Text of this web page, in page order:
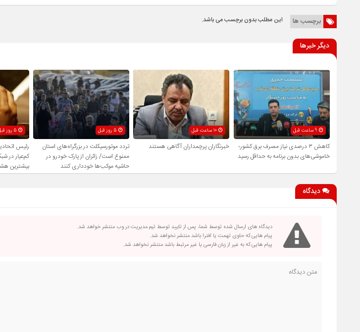
برچسب ها این مطلب بدون برچسب می باشد.
دیگر خبرها
کاهش ۳ درصدی نیاز مصرف برق کشور؛
خاموشی‌های بدون برنامه به حداقل رسید
10 ساعت قبل
خبرنگاران پرچمداران آگاهی هستند
تردد موتورسیکلت در بزرگراه‌های استان
ممنوع است/ زائران از پارک خودرو در
حاشیه موکب‌ها خودداری کنند
رئیس
کم‌عیار در
بیشترین
فاقد
دیدگاه
دیدگاه های ارسال شده توسط شما، پس از تایید توسط تیم مدیریت در وب منتشر خواهد شد.
پیام هایی که حاوی تهمت یا افترا باشد منتشر نخواهد شد.
پیام هایی که به غیر از زبان فارسی یا غیر مرتبط باشد منتشر نخواهد شد.